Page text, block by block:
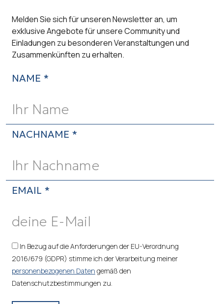
Melden Sie sich für unseren Newsletter an, um
exklusive Angebote für unsere Community und
Einladungen zu besonderen Veranstaltungen und
Zusammenkünften zu erhalten.
NAME *
NACHNAME *
EMAIL *
In Bezug auf die Anforderungen der EU-Verordnung
2016/679 (GDPR) stimme ich der Verarbeitung meiner
personenbezogenen Daten gemäß den
Datenschutzbestimmungen zu.